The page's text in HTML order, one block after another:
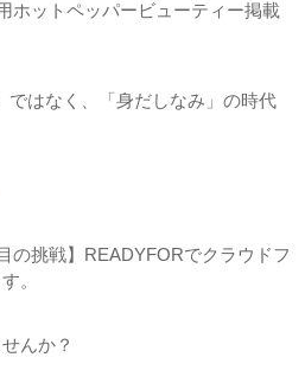
ホットペッパービューティー掲載
ではなく、「身だしなみ」の時代
の挑戦】READYFORでクラウドフ
。
んか？